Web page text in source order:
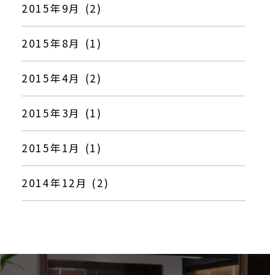
2015年9月 (2)
2015年8月 (1)
2015年4月 (2)
2015年3月 (1)
2015年1月 (1)
2014年12月 (2)